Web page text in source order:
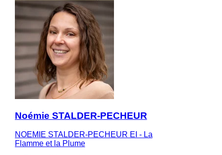
Noémie STALDER-PECHEUR
NOEMIE STALDER-PECHEUR EI - La
Flamme et la Plume